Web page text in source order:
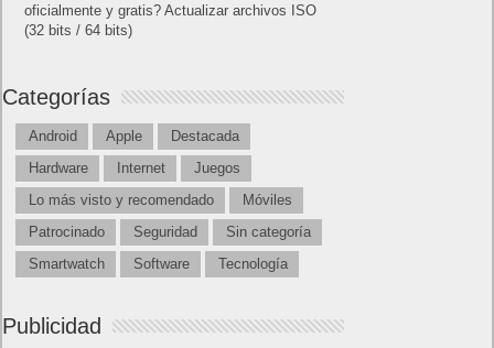
oficialmente y gratis? Actualizar archivos ISO
(32 bits / 64 bits)
Categorías
Android Apple
Destacada
Hardware
Internet
Juegos
Lo más visto y recomendado
Móviles
Patrocinado
Seguridad
Sin categoría
Smartwatch
Software Tecnología
Publicidad